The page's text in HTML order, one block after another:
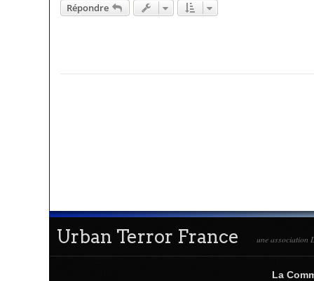
Répondre
Urban Terror France une association
La